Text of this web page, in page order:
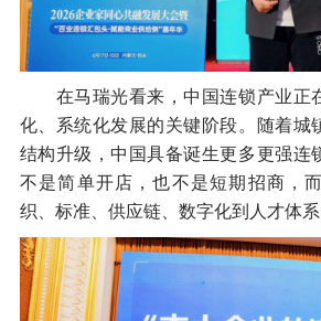
在马瑞光看来，中国连锁产业正
化、系统化发展的关键阶段。随着城
结构升级，中国具备诞生更多更强连
不是简单开店，也不是短期招商，
织、标准、供应链、数字化到人才体系